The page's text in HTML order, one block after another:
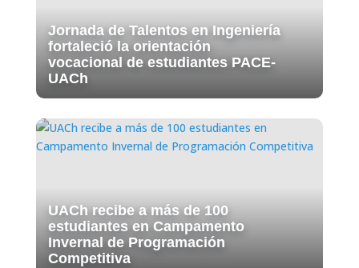
Jornada de Talentos en Ingeniería
fortaleció la orientación
vocacional de estudiantes PACE-
UACh
UACh recibe a más de 100
estudiantes en Campamento
Invernal de Programación
Competitiva